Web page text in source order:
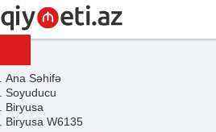
Ana Səhifə
Soyuducu
Biryusa
Biryusa W6135